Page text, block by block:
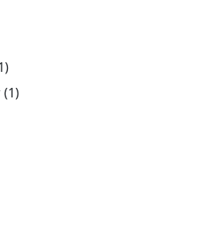
(1)